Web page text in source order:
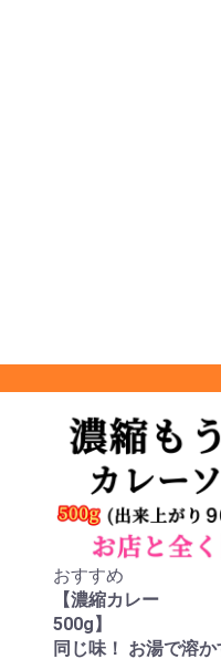
おすすめ
【濃縮カレー
500g】 お
同じ味！ お湯で溶